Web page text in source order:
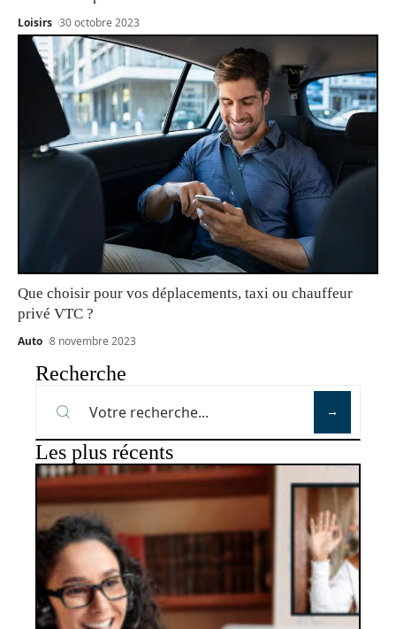
Loisirs 30 octobre 2023
Que choisir pour vos déplacements, taxi ou chauffeur
privé VTC ?
Auto 8 novembre 2023
Recherche
Les plus récents